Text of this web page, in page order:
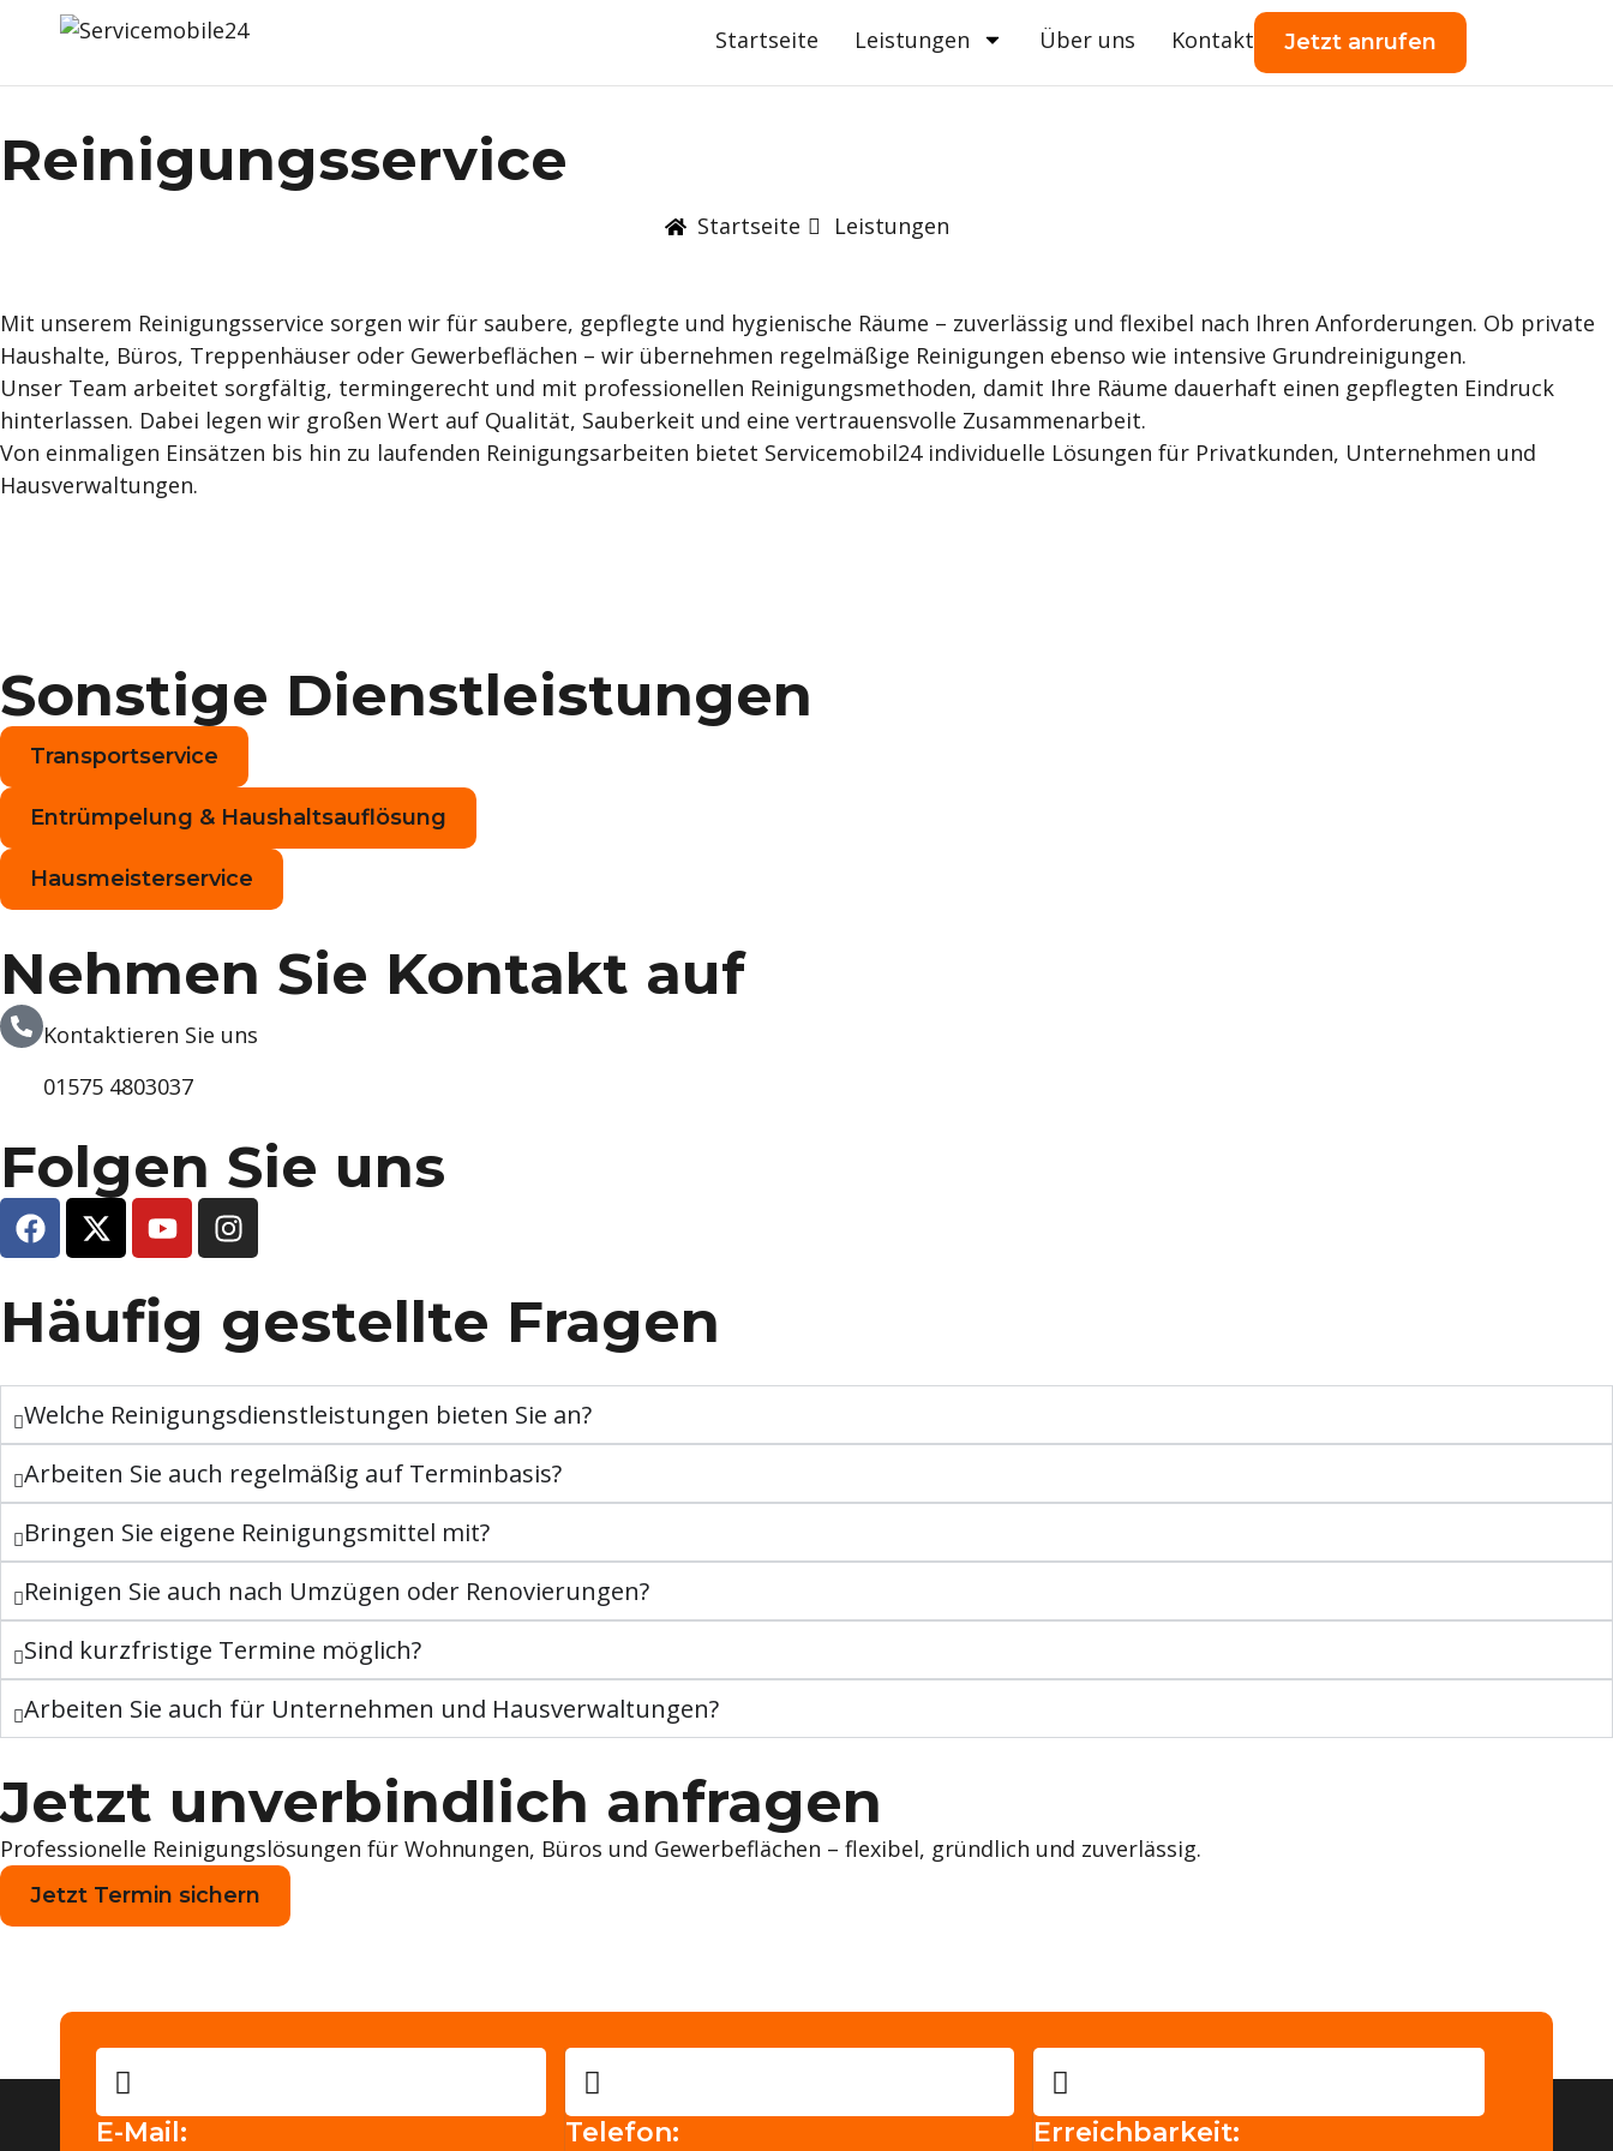
Startseite Leistungen Über uns Kontakt Jetzt anrufen
Reinigungsservice
Startseite Leistungen
Mit unserem Reinigungsservice sorgen wir für saubere, gepflegte und hygienische Räume – zuverlässig und flexibel nach Ihren Anforderungen. Ob private
Haushalte, Büros, Treppenhäuser oder Gewerbeflächen – wir übernehmen regelmäßige Reinigungen ebenso wie intensive Grundreinigungen.
Unser Team arbeitet sorgfältig, termingerecht und mit professionellen Reinigungsmethoden, damit Ihre Räume dauerhaft einen gepflegten Eindruck
hinterlassen. Dabei legen wir großen Wert auf Qualität, Sauberkeit und eine vertrauensvolle Zusammenarbeit.
Von einmaligen Einsätzen bis hin zu laufenden Reinigungsarbeiten bietet Servicemobil24 individuelle Lösungen für Privatkunden, Unternehmen und
Hausverwaltungen.
Sonstige Dienstleistungen
Transportservice
Entrümpelung & Haushaltsauflösung
Hausmeisterservice
Nehmen Sie Kontakt auf
Kontaktieren Sie uns
01575 4803037
Folgen Sie uns
Häufig gestellte Fragen
Welche Reinigungsdienstleistungen bieten Sie an?
Arbeiten Sie auch regelmäßig auf Terminbasis?
Bringen Sie eigene Reinigungsmittel mit?
Reinigen Sie auch nach Umzügen oder Renovierungen?
Sind kurzfristige Termine möglich?
Arbeiten Sie auch für Unternehmen und Hausverwaltungen?
Jetzt unverbindlich anfragen
Professionelle Reinigungslösungen für Wohnungen, Büros und Gewerbeflächen – flexibel, gründlich und zuverlässig.
Jetzt Termin sichern
E-Mail: Telefon: Erreichbarkeit: